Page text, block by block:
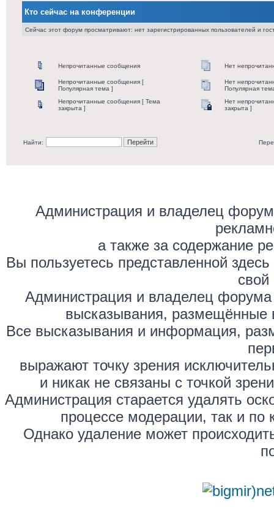
Кто сейчас на конференции
Сейчас этот форум просматривают: нет зарегистрированных пользователей и
Непрочитанные сообщения Нет
Непрочитанные сообщения [
Популярная тема ]
Нет
Популярная
Непрочитанные сообщения [ Тема
закрыта ]
Нет
закрыта ]
Найти:
Администрация и владелец
а также за содержание
Вы пользуетесь представленной
свой
Администрация и владелец форума
высказывания, размещённые
Все высказывания и информация,
выражают точку зрения
и никак не связаны с точкой
Администрация старается удалять
процессе модерации, так и по
Однако удаление может